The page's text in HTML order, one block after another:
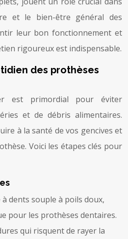
et le bien-être général des
leur bon fonctionnement et
rigoureux est indispensable.
des prothèses
est primordial pour éviter
et de débris alimentaires.
à la santé de vos gencives et
Voici les étapes clés pour
dents souple à poils doux,
pour les prothèses dentaires.
qui risquent de rayer la